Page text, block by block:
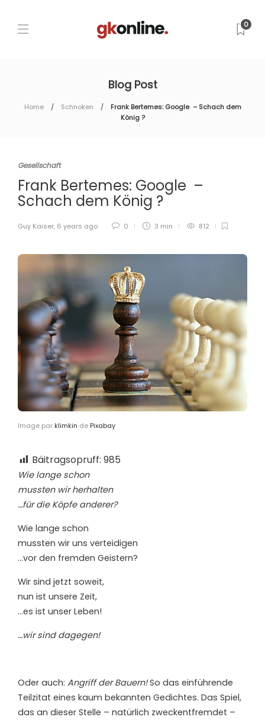
0
Blog Post
Home Schnoken
Frank Bertemes: Google – Schach dem
König ?
Gesellschaft
Frank Bertemes: Google –
Schach dem König ?
Guy Kaiser, 6 years ago 0 3 min 812
Image par klimkin de Pixabay
Bäitragsopruff: 985
Wie lange schon
mussten wir herhalten
…für die Köpfe anderer?
Wie lange schon
mussten wir uns verteidigen
…vor den fremden Geistern?
Wir sind jetzt soweit,
nun ist unsere Zeit,
…es ist unser Leben!
…wir sind dagegen!
Oder auch: Angriff der Bauern!So das einführende
Teilzitat eines kaum bekannten Gedichtes. Das Spiel,
das an dieser Stelle – natürlich zweckentfremdet –